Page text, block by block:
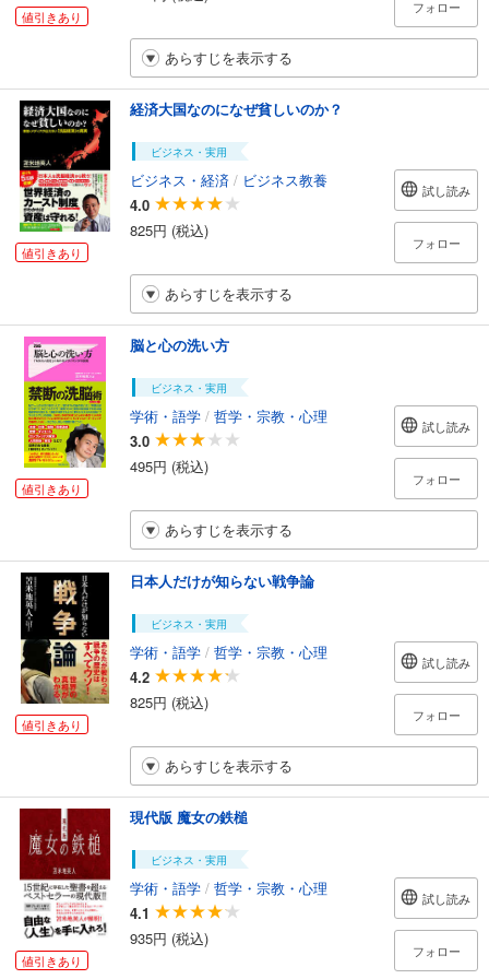
値引きあり
フォロー
あらすじを表示する
値引きあり
経済大国なのになぜ貧しいのか？
ビジネス・実用
ビジネス・経済 / ビジネス教養
4.0
825円 (税込)
試し読み
フォロー
あらすじを表示する
値引きあり
脳と心の洗い方
ビジネス・実用
学術・語学 / 哲学・宗教・心理
3.0
495円 (税込)
試し読み
フォロー
あらすじを表示する
値引きあり
日本人だけが知らない戦争論
ビジネス・実用
学術・語学 / 哲学・宗教・心理
4.2
825円 (税込)
試し読み
フォロー
あらすじを表示する
値引きあり
現代版 魔女の鉄槌
ビジネス・実用
学術・語学 / 哲学・宗教・心理
4.1
935円 (税込)
試し読み
フォロー